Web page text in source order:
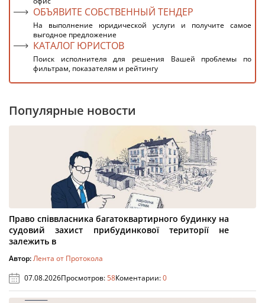
ОБЪЯВИТЕ СОБСТВЕННЫЙ ТЕНДЕР
На выполнение юридической услуги и получите самое
выгодное предложение
КАТАЛОГ ЮРИСТОВ
Поиск исполнителя для решения Вашей проблемы по
фильтрам, показателям и рейтингу
Популярные новости
Право співвласника багатоквартирного будинку на
судовий захист прибудинкової території не
залежить в
Автор:Лента от Протокола
07.08.2026Просмотров:58Коментарии:0